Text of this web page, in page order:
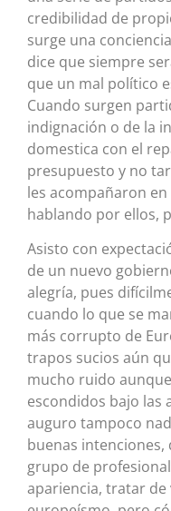
credibilidad de
surge una
dice que siempre
que un mal político
Cuando surgen
indignación o de la
domestica con el
presupuesto y no
les acompañaron
hablando por ellos,
Asisto con
de un nuevo
alegría, pues
cuando lo que se
más corrupto de
trapos sucios aún
mucho ruido
escondidos bajo las
auguro tampoco
buenas intenciones,
grupo de
apariencia, tratar